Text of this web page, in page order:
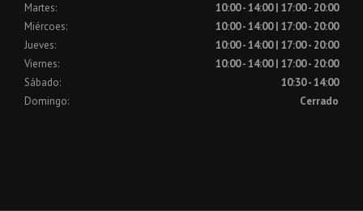
Martes:
10:00 - 14:00 | 17:00 - 20:00
Miércoes:
10:00 - 14:00 | 17:00 - 20:00
Jueves:
10:00 - 14:00 | 17:00 - 20:00
Viernes:
10:00 - 14:00 | 17:00 - 20:00
Sábado:
10:30 - 14:00
Domingo:
Cerrado